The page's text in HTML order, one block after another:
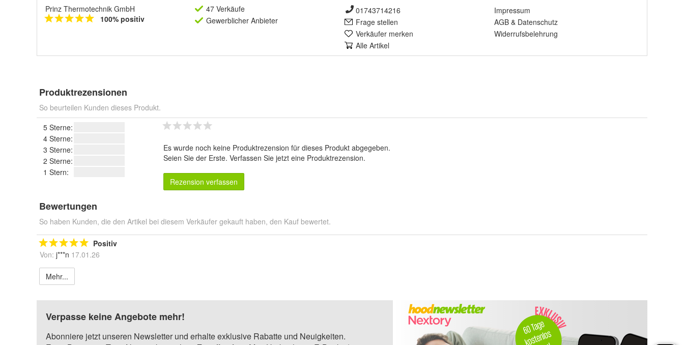
Prinz Thermotechnik GmbH
100% positiv
47 Verkäufe
Gewerblicher Anbieter
01743714216
Frage stellen
Verkäufer merken
Alle Artikel
Impressum
AGB & Datenschutz
Widerrufsbelehrung
Produktrezensionen
So beurteilen Kunden dieses Produkt.
5 Sterne:
4 Sterne:
3 Sterne:
2 Sterne:
1 Stern:
Es wurde noch keine Produktrezension für dieses Produkt abgegeben.
Seien Sie der Erste. Verfassen Sie jetzt eine Produktrezension.
Rezension verfassen
Bewertungen
So haben Kunden, die den Artikel bei diesem Verkäufer gekauft haben, den Kauf bewertet.
Positiv
Von: j***n 17.01.26
Mehr...
Verpasse keine Angebote mehr!
Abonniere jetzt unseren Newsletter und erhalte exklusive Rabatte und Neuigkeiten.